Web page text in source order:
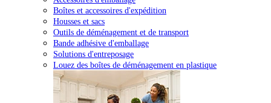
Boîtes et accessoires d'expédition
Housses et sacs
Outils de déménagement et de transport
Bande adhésive d'emballage
Solutions d'entreposage
Louez des boîtes de déménagement en plastique